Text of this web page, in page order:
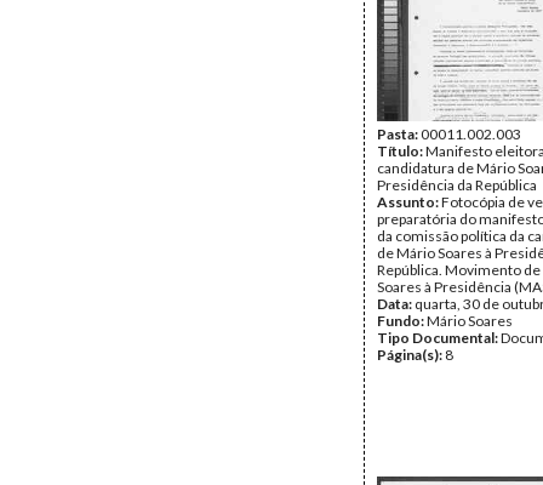
Pasta:00011.002.003
Título:Manifesto
candidatura de Mário
Presidência da República
Assunto:Fotocópia de
preparatória do
da comissão política da
de Mário Soares à
República. Movimento
Soares à Presidência
Data: quarta, 30 de
Fundo:Mário Soares
Tipo Documental:
Página(s): 8